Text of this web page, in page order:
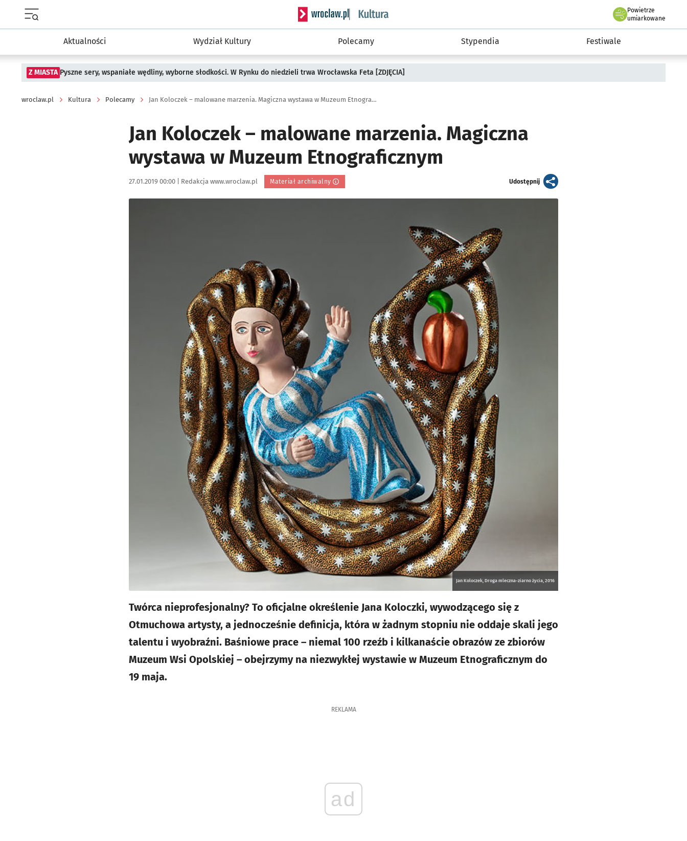
Serwis informacyjny wroclaw.pl podserwis: Kultura
Powietrze
we Wrocławiu
umiarkowane
Aktualności Wydział Kultury Polecamy Stypendia Festiwale
Z MIASTA Pyszne sery, wspaniałe wędliny, wyborne słodkości. W Rynku do niedzieli trwa Wrocławska Feta [ZDJĘCIA]
wroclaw.pl Kultura Polecamy Jan Koloczek – malowane marzenia. Magiczna wystawa w Muzeum Etnograficznym
Jan Koloczek – malowane marzenia. Magiczna
wystawa w Muzeum Etnograficznym
Data publikacji:
27.01.2019 00:00 | Autor:
Redakcja www.wroclaw.pl Materiał archiwalny Udostępnijartykuł
Jan Koloczek, Droga mleczna-ziarno życia, 2016
Twórca nieprofesjonalny? To oficjalne określenie Jana Koloczki, wywodzącego się z
Otmuchowa artysty, a jednocześnie definicja, która w żadnym stopniu nie oddaje skali jego
talentu i wyobraźni. Baśniowe prace – niemal 100 rzeźb i kilkanaście obrazów ze zbiorów
Muzeum Wsi Opolskiej – obejrzymy na niezwykłej wystawie w Muzeum Etnograficznym do
19 maja.
REKLAMA
ad